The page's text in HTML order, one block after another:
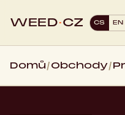
WEED·CZ CS EN
Domů/Obchody/